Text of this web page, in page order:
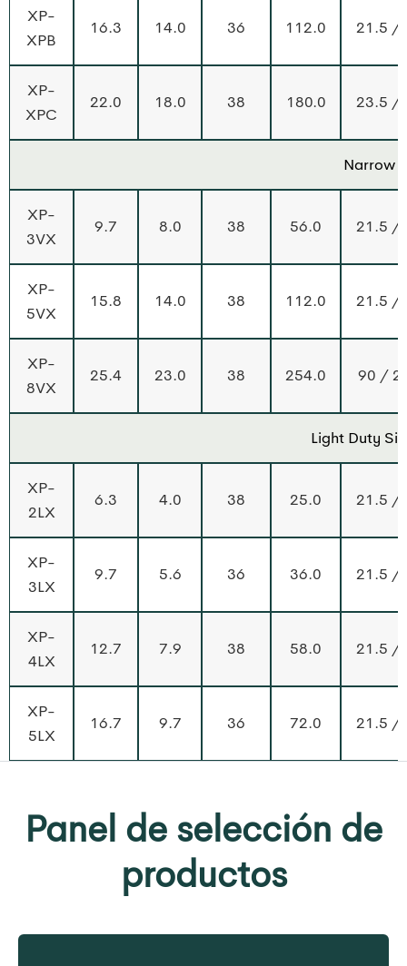
XP-
XPB
16.3 14.0 36 112.0 21.5 /
XP-
XPC
22.0 18.0 38 180.0 23.5 /
Narrow
XP-
3VX
9.7 8.0 38 56.0 21.5 /
XP-
5VX
15.8 14.0 38 112.0 21.5 /
XP-
8VX
25.4 23.0 38 254.0 90 /
Light Duty
XP-
2LX
6.3 4.0 38 25.0 21.5 /
XP-
3LX
9.7 5.6 36 36.0 21.5 /
XP-
4LX
12.7 7.9 38 58.0 21.5 /
XP-
5LX
16.7 9.7 36 72.0 21.5 /
Panel de selección de
productos